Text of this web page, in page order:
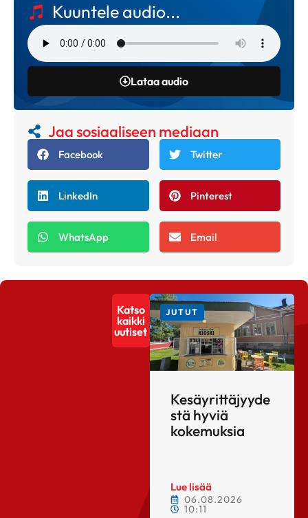
Kuuntele audio...
Lataa audio
Jaa sosiaaliseen mediaan
Facebook Twitter
LinkedIn Pinterest
WhatsApp Email
Katso
kaikki
uutiset
JUTUT
Kesäyrittäjyyde
stä hyviä
kokemuksia
Lue lisää
06.08.2026
10:11